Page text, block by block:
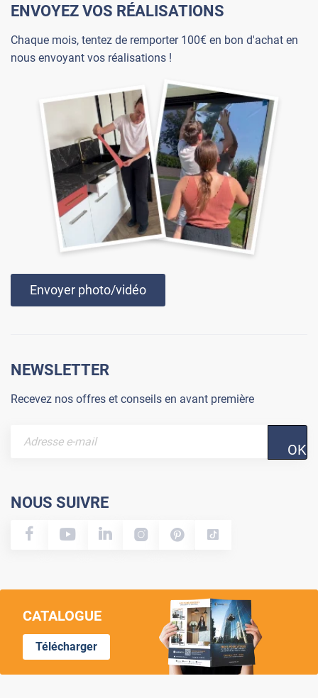
ENVOYEZ VOS RÉALISATIONS
Chaque mois, tentez de remporter 100€ en bon d'achat en
nous envoyant vos réalisations !
Envoyer photo/vidéo
NEWSLETTER
Recevez nos offres et conseils en avant première
OK
NOUS SUIVRE
CATALOGUE
Télécharger